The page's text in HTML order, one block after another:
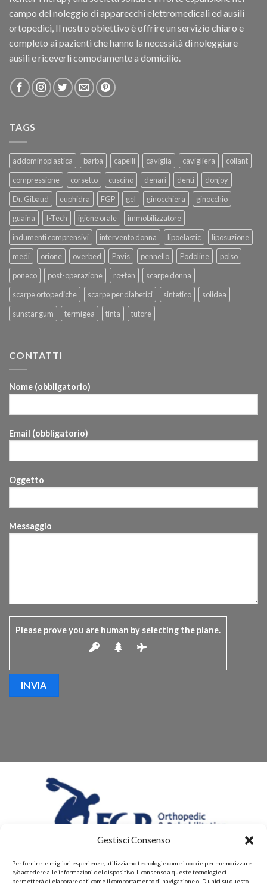
Gestisci Consenso
Per fornire le migliori esperienze, utilizziamo tecnologie come i cookie per memorizzare
e/o accedere alle informazioni del dispositivo. Il consenso a queste tecnologie ci
permetterà di elaborare dati come il comportamento di navigazione o ID unici su questo
campo del noleggio di apparecchi elettromedicali ed ausili
ortopedici, Il nostro obiettivo è offrire un servizio chiaro e
completo ai pazienti che hanno la necessità di noleggiare
ausili e riceverli comodamente a domicilio.
TAGS
addominoplastica barba capelli caviglia cavigliera
collant
compressione
corsetto cuscino denari denti
donjoy
Dr. Gibaud
euphidra FGP gel ginocchiera
ginocchio
guaina
I-Tech igiene orale
immobilizzatore
indumenti comprensivi
intervento donna lipoelastic
liposuzione
medi
orione overbed Pavis pennello Podoline
polso
poneco
post-operazione ro+ten
scarpe donna
scarpe ortopediche
scarpe per diabetici sintetico
solidea
sunstar gum
termigea tinta tutore
CONTATTI
Nome (obbligatorio)
Email (obbligatorio)
Oggetto
Messaggio
Please prove you are human by selecting the plane.